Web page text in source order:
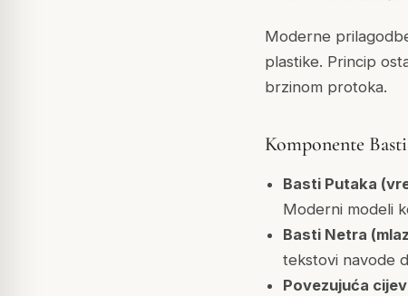
Moderne
plastike. Princip
brzinom protoka.
Komponente
Basti Putaka
Moderni modeli
Basti Netra
tekstovi navode
Povezujuća